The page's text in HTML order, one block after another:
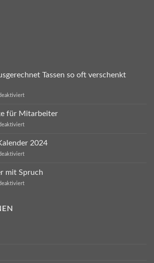
Tassen so oft verschenkt
für
Tassen
so
werden
für Mitarbeiter
für
Mitarbeiter
2024
für
2024
mit Spruch
für